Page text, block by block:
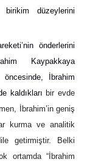
düzeylerini
önderlerini
Kaypakkaya
İbrahim
kaldıkları bir evde
İbrahim’in geniş
kurma ve analitik
getirmiştir. Belki
ortamda “İbrahim